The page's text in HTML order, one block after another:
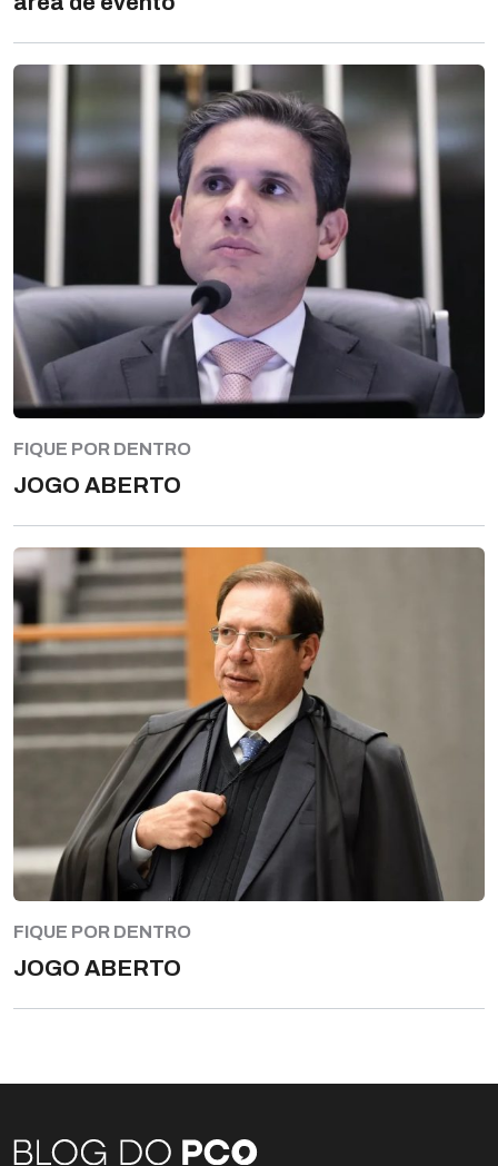
FIQUE POR DENTRO
JOGO ABERTO
FIQUE POR DENTRO
JOGO ABERTO